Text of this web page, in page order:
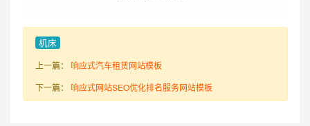
机床
上一篇： 响应式汽车租赁网站模板
下一篇： 响应式网站SEO优化排名服务网站模板